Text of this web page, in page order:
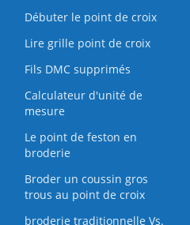
Débuter le point de croix
Lire grille point de croix
Fils DMC supprimés
Calculateur d'unité de
mesure
Le point de feston en
broderie
Broder un coussin gros
trous au point de croix
broderie traditionnelle Vs.